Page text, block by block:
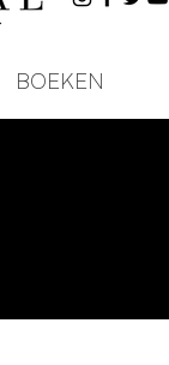
BOEKEN